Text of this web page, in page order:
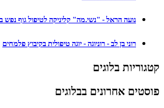
נועה הראל - "נשי.מה" קליניקה לטיפול גוף נפש
רוני בן לב - רוניוגה - יוגה טיפולית בקיבוץ פלמחים
קטגוריות בלוגים
פוסטים אחרונים בבלוגים